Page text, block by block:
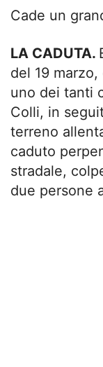
Cade un
LA CADUTA.
del 19
uno dei tanti
Colli, in
terreno
caduto
stradale,
due persone